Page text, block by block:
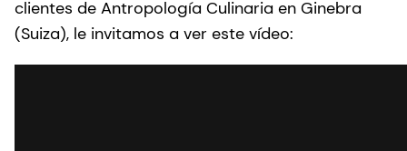
clientes de Antropología Culinaria en Ginebra
(Suiza), le invitamos a ver este vídeo: